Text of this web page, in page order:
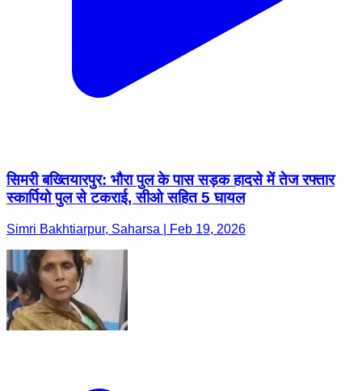
सिमरी बख्तियारपुर: भौरा पुल के पास सड़क हादसे में तेज रफ्तार
स्कार्पियो पुल से टकराई, सीओ सहित 5 घायल
Simri Bakhtiarpur, Saharsa | Feb 19, 2026